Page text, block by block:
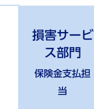
損害サービ
ス部門
保険金支払担
当